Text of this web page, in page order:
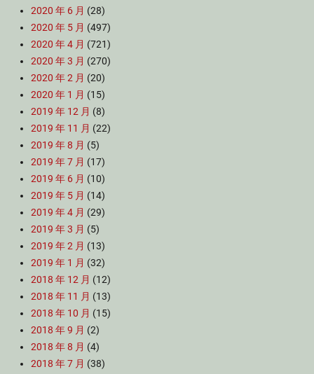
2020 年 6 月 (28)
2020 年 5 月 (497)
2020 年 4 月 (721)
2020 年 3 月 (270)
2020 年 2 月 (20)
2020 年 1 月 (15)
2019 年 12 月 (8)
2019 年 11 月 (22)
2019 年 8 月 (5)
2019 年 7 月 (17)
2019 年 6 月 (10)
2019 年 5 月 (14)
2019 年 4 月 (29)
2019 年 3 月 (5)
2019 年 2 月 (13)
2019 年 1 月 (32)
2018 年 12 月 (12)
2018 年 11 月 (13)
2018 年 10 月 (15)
2018 年 9 月 (2)
2018 年 8 月 (4)
2018 年 7 月 (38)